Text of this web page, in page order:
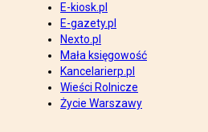
E-kiosk.pl
E-gazety.pl
Nexto.pl
Mała księgowość
Kancelarierp.pl
Wieści Rolnicze
Życie Warszawy